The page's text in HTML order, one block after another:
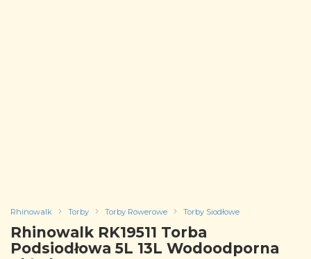
Rhinowalk Torby Torby Rowerowe Torby Siodłowe
Rhinowalk RK19511 Torba
Podsiodłowa 5L 13L Wodoodporna